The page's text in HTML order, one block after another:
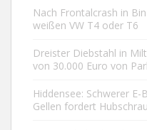
Nach Frontalcrash in
weißen VW T4 oder T6
Dreister Diebstahl in
von 30.000 Euro von
Hiddensee: Schwerer
Gellen fordert